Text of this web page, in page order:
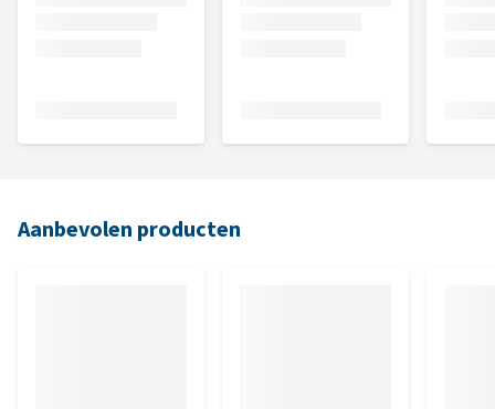
Aanbevolen producten